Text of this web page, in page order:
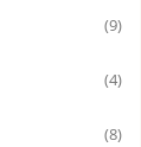
(9)
(4)
(8)